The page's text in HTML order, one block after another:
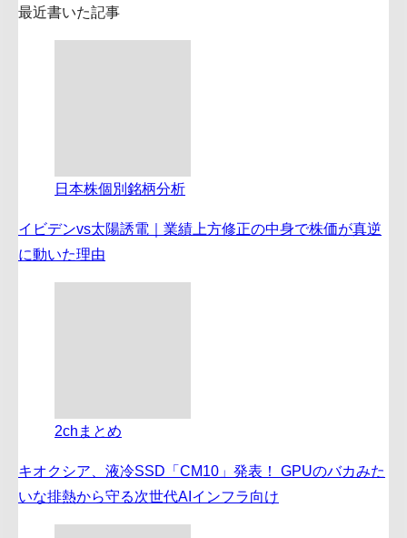
最近書いた記事
日本株個別銘柄分析
イビデンvs太陽誘電｜業績上方修正の中身で株価が真逆
に動いた理由
2chまとめ
キオクシア、液冷SSD「CM10」発表！ GPUのバカみた
いな排熱から守る次世代AIインフラ向け